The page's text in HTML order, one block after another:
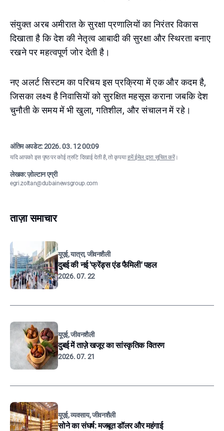
संयुक्त अरब अमीरात के सुरक्षा प्रणालियों का निरंतर विकास
दिखाता है कि देश की नेतृत्व आबादी की सुरक्षा और स्थिरता बनाए
रखने पर महत्वपूर्ण जोर देती है।
नए अलर्ट सिस्टम का परिचय इस प्रक्रिया में एक और कदम है,
जिसका लक्ष्य है निवासियों को सुरक्षित महसूस कराना जबकि देश
चुनौती के समय में भी खुला, गतिशील, और संचालन में रहे।
अंतिम अपडेट:2026. 03. 12 00:09
यदि आपको इस पृष्ठ पर कोई त्रुटि दिखाई देती है, तो कृपयाहमें ईमेल द्वारा सूचित करें।
लेखक: ज़ोल्टान एग्री
egri.zoltan@dubainewsgroup.com
ताज़ा समाचार
यूएई, यात्रा, जीवनशैली
दुबई की नई 'फ्रेंड्स एंड फैमिली' पहल
2026. 07. 22
यूएई, जीवनशैली
दुबई में ताज़े खजूर का सांस्कृतिक वितरण
2026. 07. 21
यूएई, व्यवसाय, जीवनशैली
सोने का संघर्ष: मजबूत डॉलर और महंगाई